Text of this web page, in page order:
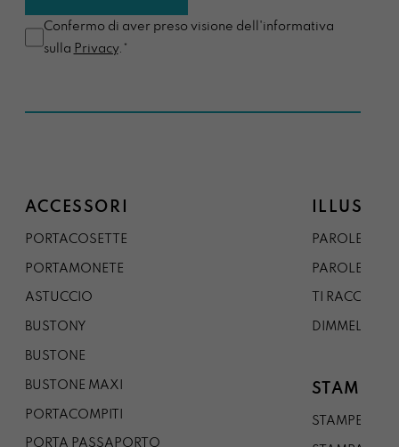
Confermo di aver preso visione dell'informativa
sulla Privacy.*
ACCESSORI
PORTACOSETTE
PORTAMONETE
ASTUCCIO
BUSTONY
BUSTONE
BUSTONE MAXI
PORTACOMPITI
PORTA PASSAPORTO
PAROLE DAL
PAROLE DA
TI
DIMMELO
STAMPE
STAMPE A5